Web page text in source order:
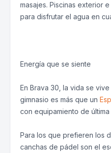
masajes. Piscinas exterior
para disfrutar el agua en
Energía que se siente
En Brava 30, la vida se
gimnasio es más que un
con equipamiento de
Para los que prefieren los
canchas de pádel son el